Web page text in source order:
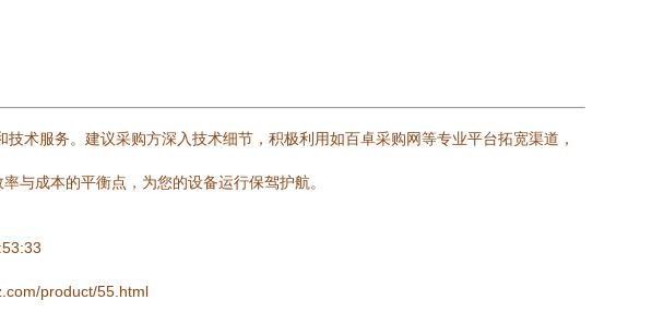
术服务。建议采购方深入技术细节，积极利用如百卓采购网等专业平台拓宽渠道，
与成本的平衡点，为您的设备运行保驾护航。
product/55.html